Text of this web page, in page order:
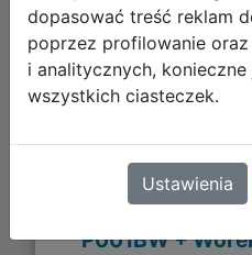
Paso Zestaw
Jednorożec
PP25UO-116 +
P001BW +
dopasować treść reklam
poprzez profilowanie
i analitycznych,
wszystkich ciasteczek.
Ustawienia